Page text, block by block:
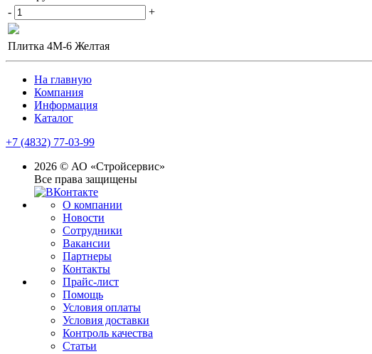
- +
Плитка 4М-6 Желтая
На главную
Компания
Информация
Каталог
+7 (4832) 77-03-99
2026 © АО «Стройсервис»
Все права защищены
О компании
Новости
Сотрудники
Вакансии
Партнеры
Контакты
Прайс-лист
Помощь
Условия оплаты
Условия доставки
Контроль качества
Статьи